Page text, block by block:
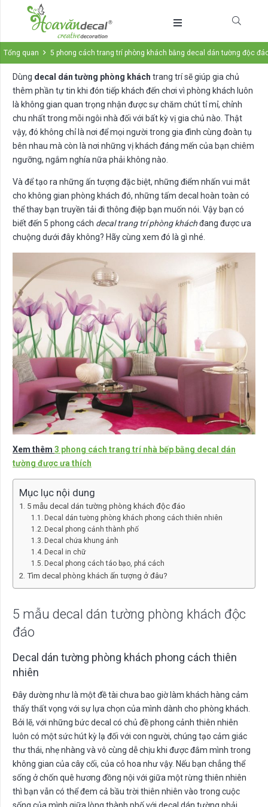
Tổng quan 5 phong cách trang trí phòng khách bằng decal dán tường độc
Dùng decal dán tường phòng khách trang trí sẽ giúp gia chủ
thêm phần tự tin khi đón tiếp khách đến chơi vì phòng khách luôn
là không gian quan trọng nhận được sự chăm chút tỉ mỉ, chỉnh
chu nhất trong mỗi ngôi nhà đối với bất kỳ vị gia chủ nào. Thật
vậy, đó không chỉ là nơi để mọi người trong gia đình cùng đoàn tụ
bên nhau mà còn là nơi những vị khách đáng mến của bạn chiêm
ngưỡng, ngắm nghía nữa phải không nào.
Và để tạo ra những ấn tượng đặc biệt, những điểm nhấn vui mắt
cho không gian phòng khách đó, những tấm decal hoàn toàn có
thể thay bạn truyền tải đi thông điệp bạn muốn nói. Vậy bạn có
biết đến 5 phong cách decal trang trí phòng kháchđang được ưa
chuộng dưới đây không? Hãy cùng xem đó là gì nhé.
Xem thêm 3 phong cách trang trí nhà bếp bằng decal dán
tường được ưa thích
Mục lục nội dung
5 mẫu decal dán tường phòng khách độc đáo
Decal dán tường phòng khách phong cách thiên nhiên
Decal phong cảnh thành phố
Decal chứa khung ảnh
Decal in chữ
Decal phong cách táo bạo, phá cách
Tìm decal phòng khách ấn tượng ở đâu?
5 mẫu decal dán tường phòng khách độc
đáo
Decal dán tường phòng khách phong cách thiên
nhiên
Đây dường như là một đề tài chưa bao giờ làm khách hàng cảm
thấy thất vọng với sự lựa chọn của mình dành cho phòng khách.
Bởi lẽ, với những bức decal có chủ đề phong cảnh thiên nhiên
luôn có một sức hút kỳ lạ đối với con người, chúng tạo cảm giác
thư thái, nhẹ nhàng và vô cùng dễ chịu khi được đắm mình trong
không gian của cây cối, của cỏ hoa như vậy. Nếu bạn chẳng thể
sống ở chốn quê hương đồng nội với giữa một rừng thiên nhiên
thì bạn vẫn có thể đem cả bầu trời thiên nhiên vào trong cuộc